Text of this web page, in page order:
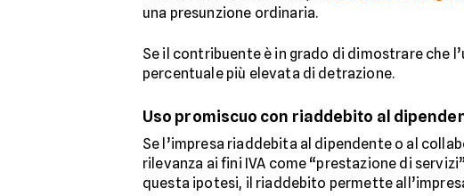
una presunzione ordinaria.
Se il contribuente è in grado di dimostrare che
percentuale più elevata di detrazione.
Uso promiscuo con riaddebito al
Se l’impresa riaddebita al dipendente o al
rilevanza ai fini IVA come “prestazione di
questa ipotesi, il riaddebito permette